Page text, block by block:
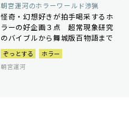
朝宮運河のホラーワールド渉猟
怪奇・幻想好きが拍手喝采するホ
ラーの好企画３点 超常現象研究
のバイブルから舞城版百物語まで
ぞっとする
ホラー
朝宮運河